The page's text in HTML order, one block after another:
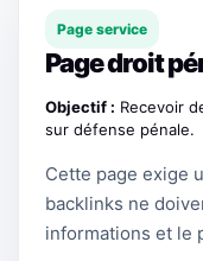
Page service
Page droit
Objectif : Recevoir
sur défense pénale.
Cette page exige
backlinks ne
informations et le